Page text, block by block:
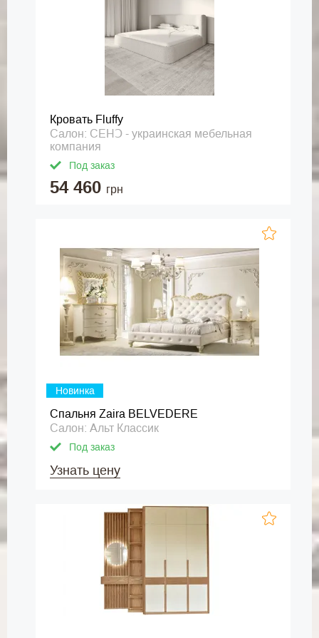
Кровать Fluffy
Салон: СЕНↃ - украинская мебельная
компания
Под заказ
54 460 грн
Новинка
Спальня Zaira BELVEDERE
Салон: Альт Классик
Под заказ
Узнать цену